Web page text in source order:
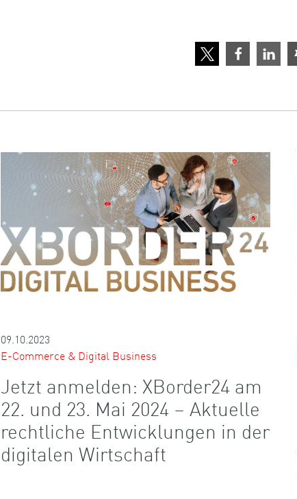
09.10.2023
E-Commerce & Digital Business
Jetzt anmelden: XBorder24 am
22. und 23. Mai 2024 – Aktuelle
rechtliche Entwicklungen in der
digitalen Wirtschaft